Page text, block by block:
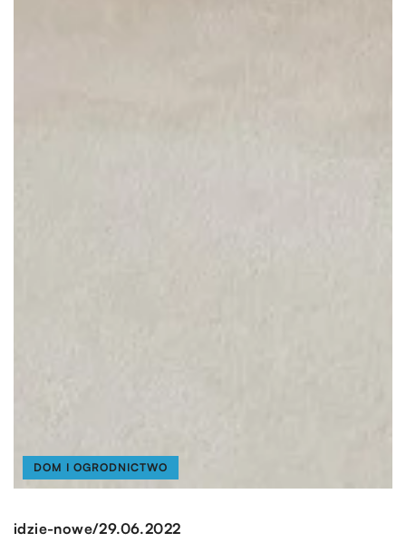
DOM I OGRODNICTWO
idzie-nowe/29.06.2022